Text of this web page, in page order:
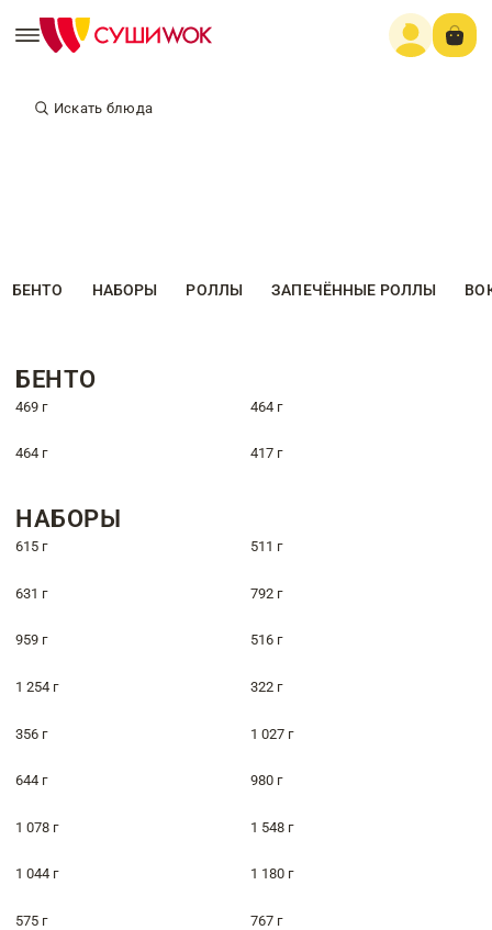
Искать блюда
БЕНТО НАБОРЫ РОЛЛЫ ЗАПЕЧЁННЫЕ РОЛЛЫ
БЕНТО
469 г 464 г
464 г 417 г
НАБОРЫ
615 г 511 г
631 г 792 г
959 г 516 г
1 254 г 322 г
356 г 1 027 г
644 г 980 г
1 078 г 1 548 г
1 044 г 1 180 г
575 г 767 г